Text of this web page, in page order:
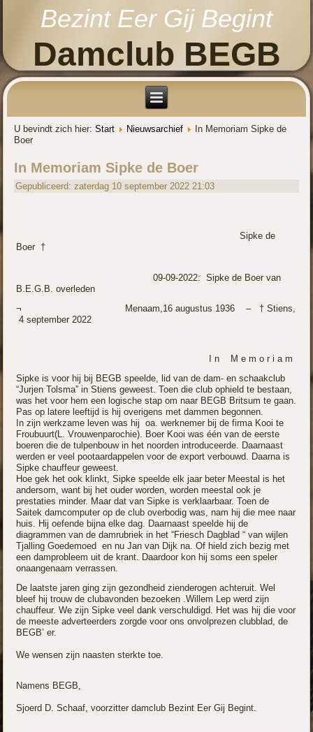
Bezint Eer Gij Begint
Damclub BEGB
U bevindt zich hier:Start Nieuwsarchief
In Memoriam Sipke de
Boer
In Memoriam Sipke de Boer
Gepubliceerd: zaterdag 10 september 2022 21:03
Sipke de
Boer †
09-09-2022: Sipke de Boer van
B.E.G.B. overleden
¬ Menaam,16 augustus 1936 – † Stiens,
4 september 2022
I n M e m o r i a m
Sipke is voor hij bij BEGB speelde, lid van de dam- en schaakclub
“Jurjen Tolsma” in Stiens geweest. Toen die club ophield te bestaan,
was het voor hem een logische stap om naar BEGB Britsum te gaan.
Pas op latere leeftijd is hij overigens met dammen begonnen.
In zijn werkzame leven was hij oa. werknemer bij de firma Kooi te
Froubuurt(L. Vrouwenparochie). Boer Kooi was één van de eerste
boeren die de tulpenbouw in het noorden introduceerde. Daarnaast
werden er veel pootaardappelen voor de export verbouwd. Daarna is
Sipke chauffeur geweest.
Hoe gek het ook klinkt, Sipke speelde elk jaar beter Meestal is het
andersom, want bij het ouder worden, worden meestal ook je
prestaties minder. Maar dat van Sipke is verklaarbaar. Toen de
Saitek damcomputer op de club overbodig was, nam hij die mee naar
huis. Hij oefende bijna elke dag. Daarnaast speelde hij de
diagrammen van de damrubriek in het “Friesch Dagblad “ van wijlen
Tjalling Goedemoed en nu Jan van Dijk na. Of hield zich bezig met
een damprobleem uit de krant. Daardoor kon hij soms een speler
onaangenaam verrassen.
De laatste jaren ging zijn gezondheid zienderogen achteruit. Wel
bleef hij trouw de clubavonden bezoeken .Willem Lep werd zijn
chauffeur. We zijn Sipke veel dank verschuldigd. Het was hij die voor
de meeste adverteerders zorgde voor ons onvolprezen clubblad, de
BEGB’ er.
We wensen zijn naasten sterkte toe.
Namens BEGB,
Sjoerd D. Schaaf, voorzitter damclub Bezint Eer Gij Begint.